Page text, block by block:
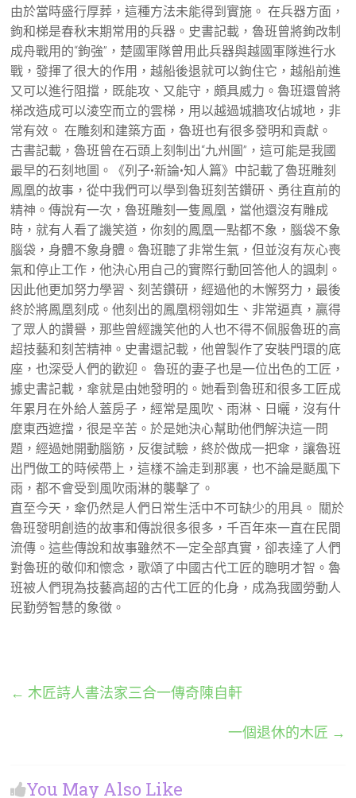
由於當時盛行厚葬，這種方法未能得到實施。 在兵器方面，
鉤和梯是春秋末期常用的兵器。史書記載，魯班曾將鉤改制
成舟戰用的“鉤強”，楚國軍隊曾用此兵器與越國軍隊進行水
戰，發揮了很大的作用，越船後退就可以鉤住它，越船前進
又可以進行阻擋，既能攻、又能守，頗具威力。魯班還曾將
梯改造成可以淩空而立的雲梯，用以越過城牆攻佔城地，非
常有效。 在雕刻和建築方面，魯班也有很多發明和貢獻。
古書記載，魯班曾在石頭上刻制出“九州圖”，這可能是我國
最早的石刻地圖。《列子•新論•知人篇》中記載了魯班雕刻
鳳凰的故事，從中我們可以學到魯班刻苦鑽研、勇往直前的
精神。傳說有一次，魯班雕刻一隻鳳凰，當他還沒有雕成
時，就有人看了譏笑道，你刻的鳳凰一點都不象，腦袋不象
腦袋，身體不象身體。魯班聽了非常生氣，但並沒有灰心喪
氣和停止工作，他決心用自己的實際行動回答他人的諷刺。
因此他更加努力學習、刻苦鑽研，經過他的木懈努力，最後
終於將鳳凰刻成。他刻出的鳳凰栩翎如生、非常逼真，贏得
了眾人的讚譽，那些曾經譏笑他的人也不得不佩服魯班的高
超技藝和刻苦精神。史書還記載，他曾製作了安裝門環的底
座，也深受人們的歡迎。 魯班的妻子也是一位出色的工匠，
據史書記載，傘就是由她發明的。她看到魯班和很多工匠成
年累月在外給人蓋房子，經常是風吹、雨淋、日曬，沒有什
麼東西遮擋，很是辛苦。於是她決心幫助他們解決這一問
題，經過她開動腦筋，反復試驗，終於做成一把傘，讓魯班
出門做工的時候帶上，這樣不論走到那裏，也不論是颳風下
雨，都不會受到風吹雨淋的襲擊了。
直至今天，傘仍然是人們日常生活中不可缺少的用具。 關於
魯班發明創造的故事和傳說很多很多，千百年來一直在民間
流傳。這些傳說和故事雖然不一定全部真實，卻表達了人們
對魯班的敬仰和懷念，歌頌了中國古代工匠的聰明才智。魯
班被人們現為技藝高超的古代工匠的化身，成為我國勞動人
民勤勞智慧的象徵。
← 木匠詩人書法家三合一傳奇陳自軒
一個退休的木匠 →
You May Also Like